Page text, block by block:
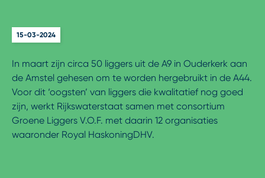
15-03-2024
In maart zijn circa 50 liggers uit de A9 in Ouderkerk aan
de Amstel gehesen om te worden hergebruikt in de A44.
Voor dit ‘oogsten’ van liggers die kwalitatief nog goed
zijn, werkt Rijkswaterstaat samen met consortium
Groene Liggers V.O.F. met daarin 12 organisaties
waaronder Royal HaskoningDHV.